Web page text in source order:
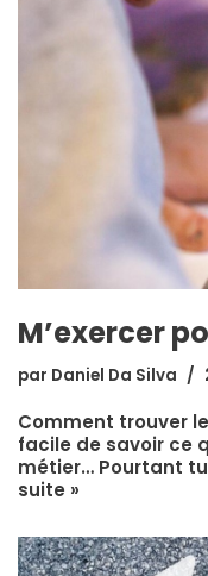
M’exercer
par Daniel Da Silva
Comment trouver
facile de savoir ce
métier… Pourtant
suite »